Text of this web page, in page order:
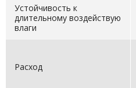
Устойчивость к
длительному воздействую
влаги
Расход